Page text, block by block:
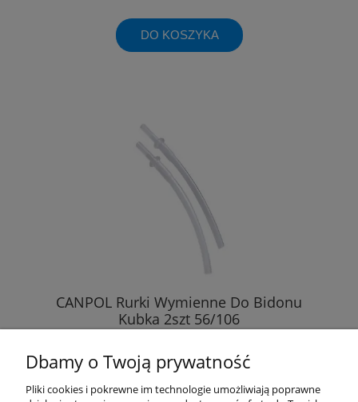
DO KOSZYKA
CANPOL Rurki Wymienne Do Bidonu
Kubka 2szt 56/106
5,60 zł
Dbamy o Twoją prywatność
Pliki cookies i pokrewne im technologie umożliwiają poprawne